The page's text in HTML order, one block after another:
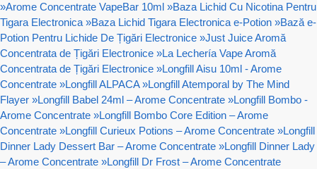
»Arome Concentrate VapeBar 10ml »Baza Lichid Cu Nicotina Pentru
Tigara Electronica »Baza Lichid Tigara Electronica e-Potion »Bază e-
Potion Pentru Lichide De Țigări Electronice »Just Juice Aromă
Concentrata de Țigări Electronice »La Lechería Vape Aromă
Concentrata de Țigări Electronice »Longfill Aisu 10ml - Arome
Concentrate »Longfill ALPACA »Longfill Atemporal by The Mind
Flayer »Longfill Babel 24ml – Arome Concentrate »Longfill Bombo -
Arome Concentrate »Longfill Bombo Core Edition – Arome
Concentrate »Longfill Curieux Potions – Arome Concentrate »Longfill
Dinner Lady Dessert Bar – Arome Concentrate »Longfill Dinner Lady
– Arome Concentrate »Longfill Dr Frost – Arome Concentrate